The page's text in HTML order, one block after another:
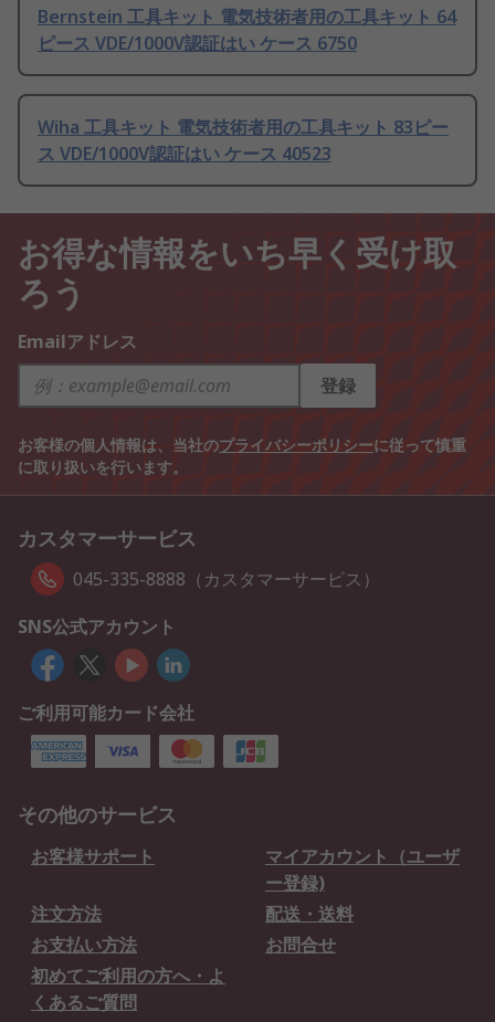
Bernstein 工具キット 電気技術者用の工具キット 64
ピース VDE/1000V認証はい ケース 6750
Wiha 工具キット 電気技術者用の工具キット 83ピー
ス VDE/1000V認証はい ケース 40523
お得な情報をいち早く受け取
ろう
Emailアドレス
登録
お客様の個人情報は、当社のプライバシーポリシーに従って慎重
に取り扱いを行います。
カスタマーサービス
045-335-8888（カスタマーサービス）
SNS公式アカウント
ご利用可能カード会社
その他のサービス
お客様サポート
マイアカウント（ユーザ
ー登録)
注文方法
配送・送料
お支払い方法
お問合せ
初めてご利用の方へ・よ
くあるご質問